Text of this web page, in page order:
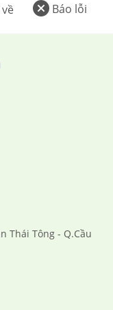
Báo lỗi
Thái Tông - Q.Cầu